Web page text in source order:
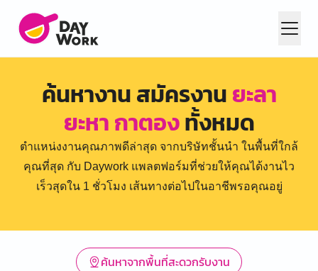
ค้นหางาน สมัครงานยะลา
ยะหา กาตองทั้งหมด
ตำแหน่งงานคุณภาพดีล่าสุด จากบริษัทชั้นนำ ในพื้นที่ใกล้
คุณที่สุด กับ Daywork แพลตฟอร์มที่ช่วยให้คุณได้งานไว
เร็วสุดใน 1 ชั่วโมง เส้นทางต่อไปในอาชีพรอคุณอยู่
ค้นหาจากพื้นที่สะดวกรับงาน